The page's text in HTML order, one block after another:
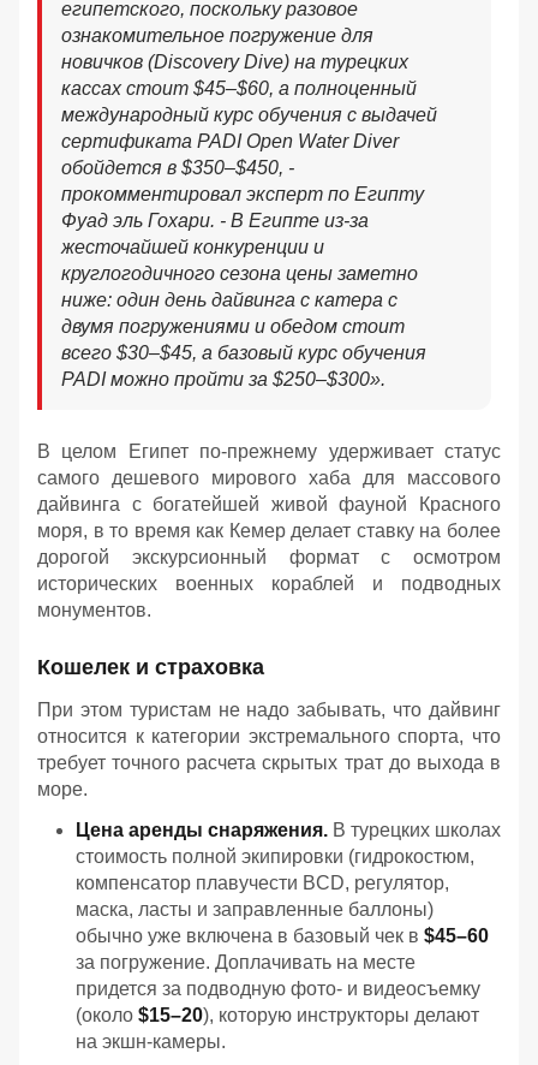
египетского, поскольку разовое
ознакомительное погружение для
новичков (Discovery Dive) на турецких
кассах стоит $45–$60, а полноценный
международный курс обучения с выдачей
сертификата PADI Open Water Diver
обойдется в $350–$450, -
прокомментировал эксперт по Египту
Фуад эль Гохари. - В Египте из-за
жесточайшей конкуренции и
круглогодичного сезона цены заметно
ниже: один день дайвинга с катера с
двумя погружениями и обедом стоит
всего $30–$45, а базовый курс обучения
PADI можно пройти за $250–$300».
В целом Египет по-прежнему удерживает статус
самого дешевого мирового хаба для массового
дайвинга с богатейшей живой фауной Красного
моря, в то время как Кемер делает ставку на более
дорогой экскурсионный формат с осмотром
исторических военных кораблей и подводных
монументов.
Кошелек и страховка
При этом туристам не надо забывать, что дайвинг
относится к категории экстремального спорта, что
требует точного расчета скрытых трат до выхода в
море.
Цена аренды снаряжения. В турецких школах
стоимость полной экипировки (гидрокостюм,
компенсатор плавучести BCD, регулятор,
маска, ласты и заправленные баллоны)
обычно уже включена в базовый чек в $45–60
за погружение. Доплачивать на месте
придется за подводную фото- и видеосъемку
(около $15–20), которую инструкторы делают
на экшн-камеры.